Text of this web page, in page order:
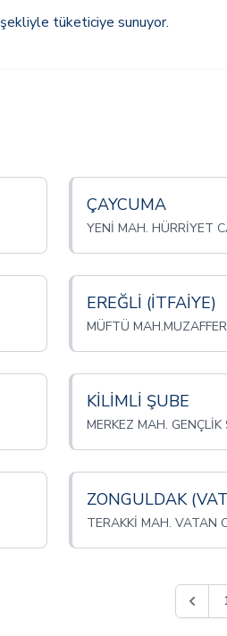
tüketiciye sunuyor.
ÇAYCUMA
YENİ MAH. HÜRRİYET
EREĞLİ (İTFAİYE)
MÜFTÜ
KİLİMLİ ŞUBE
MERKEZ MAH.
ZONGULDAK
TERAKKİ MAH. VATAN